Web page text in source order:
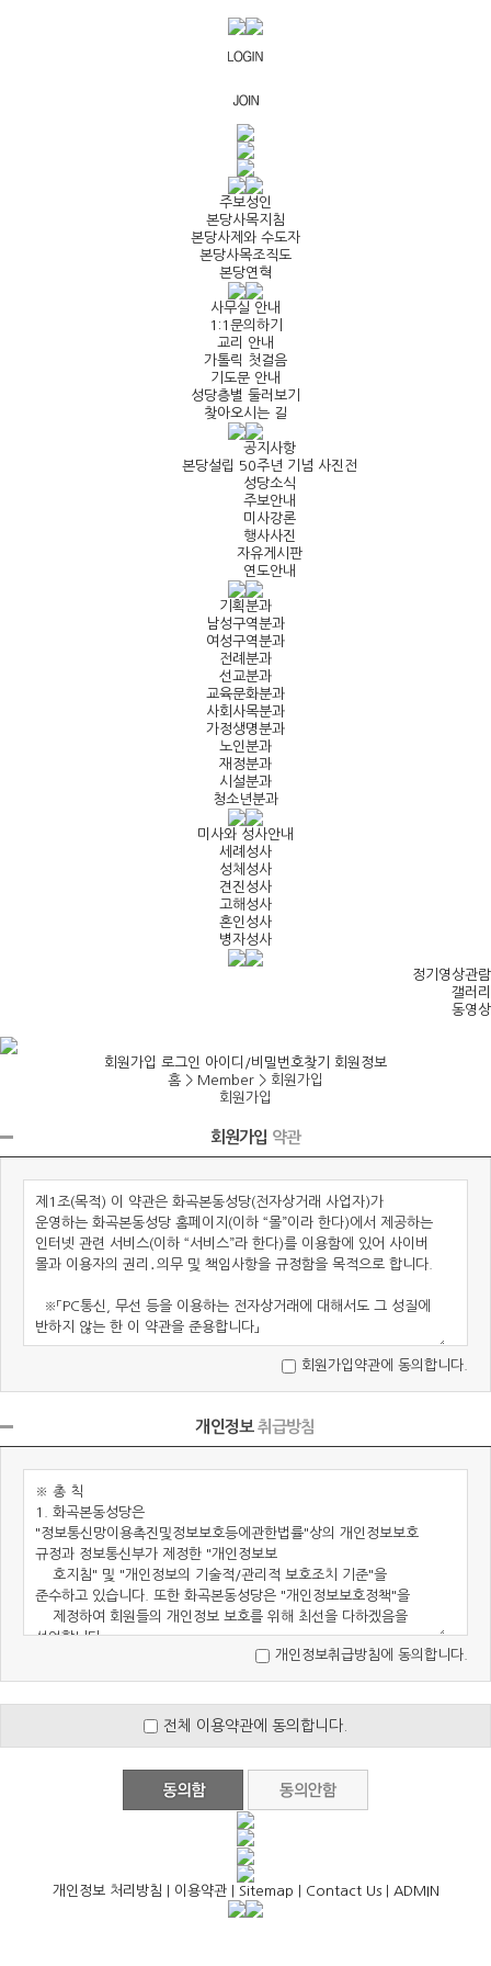
주보성인
본당사목지침
본당사제와 수도자
본당사목조직도
본당연혁
사무실 안내
1:1문의하기
교리 안내
가톨릭 첫걸음
기도문 안내
성당층별 둘러보기
찾아오시는 길
공지사항
본당설립 50주년 기념 사진전
성당소식
주보안내
미사강론
행사사진
자유게시판
연도안내
기획분과
남성구역분과
여성구역분과
전례분과
선교분과
교육문화분과
사회사목분과
가정생명분과
노인분과
재정분과
시설분과
청소년분과
미사와 성사안내
세례성사
성체성사
견진성사
고해성사
혼인성사
병자성사
정기영상관람
갤러리
동영상
회원가입 로그인 아이디/비밀번호찾기
회원정보
홈 > Member > 회원가입
회원가입
회원가입 약관
회원가입약관에 동의합니다.
개인정보취급방침
개인정보취급방침에 동의합니다.
전체 이용약관에 동의합니다.
개인정보 처리방침 이용약관| Sitemap Contact Us| ADMIN